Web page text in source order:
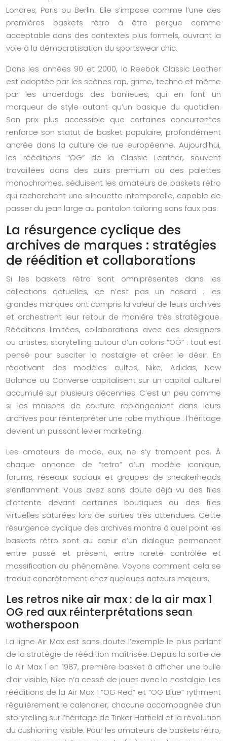
Londres, Paris ou Berlin. Elle s’impose comme l’une des
premières baskets rétro à être perçue comme
acceptable dans des contextes plus formels, ouvrant la
voie à la démocratisation du sportswear chic.
Dans les années 90 et 2000, la Reebok Classic Leather
est adoptée par les scènes rap, grime, techno et même
par les underdogs des banlieues, qui en font un
marqueur de style autant qu’un basique du quotidien.
Son prix plus accessible que certaines concurrentes
renforce son statut de basket populaire, profondément
ancrée dans la culture de rue européenne. Aujourd’hui,
les rééditions “OG” de la Classic Leather, souvent
travaillées dans des cuirs premium ou des palettes
monochromes, séduisent les amateurs de baskets rétro
qui recherchent une silhouette intemporelle, capable de
passer du jean large au pantalon tailoring sans faux pas.
La résurgence cyclique des
archives de marques : stratégies
de réédition et collaborations
Si les baskets rétro sont omniprésentes dans les
collections actuelles, ce n’est pas un hasard : les
grandes marques ont compris la valeur de leurs archives
et orchestrent leur retour de manière très stratégique.
Rééditions limitées, collaborations avec des designers
ou artistes, storytelling autour d’un coloris “OG” : tout est
pensé pour susciter la nostalgie et créer le désir. En
réactivant des modèles cultes, Nike, Adidas, New
Balance ou Converse capitalisent sur un capital culturel
accumulé sur plusieurs décennies. C’est un peu comme
si les maisons de couture replongeaient dans leurs
archives pour réinterpréter une robe mythique : l’héritage
devient un puissant levier marketing.
Les amateurs de mode, eux, ne s’y trompent pas. À
chaque annonce de “retro” d’un modèle iconique,
forums, réseaux sociaux et groupes de sneakerheads
s’enflamment. Vous avez sans doute déjà vu des files
d’attente devant certaines boutiques ou des files
virtuelles saturées lors de sorties très attendues. Cette
résurgence cyclique des archives montre à quel point les
baskets rétro sont au cœur d’un dialogue permanent
entre passé et présent, entre rareté contrôlée et
massification du phénomène. Voyons comment cela se
traduit concrètement chez quelques acteurs majeurs.
Les retros nike air max : de la air max 1
OG red aux réinterprétations sean
wotherspoon
La ligne Air Max est sans doute l’exemple le plus parlant
de la stratégie de réédition maîtrisée. Depuis la sortie de
la Air Max 1 en 1987, première basket à afficher une bulle
d’air visible, Nike n’a cessé de jouer avec la nostalgie. Les
rééditions de la Air Max 1 “OG Red” et “OG Blue” rythment
régulièrement le calendrier, chacune accompagnée d’un
storytelling sur l’héritage de Tinker Hatfield et la révolution
du cushioning visible. Pour les amateurs de baskets rétro,